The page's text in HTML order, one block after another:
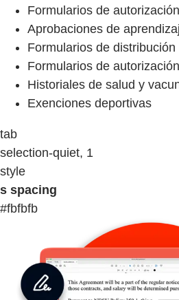
Formularios de
Aprobaciones de
Formularios de
Formularios de
Historiales de salud y
Exenciones deportivas
tab
selection-quiet, 1
style
s spacing
#fbfbfb